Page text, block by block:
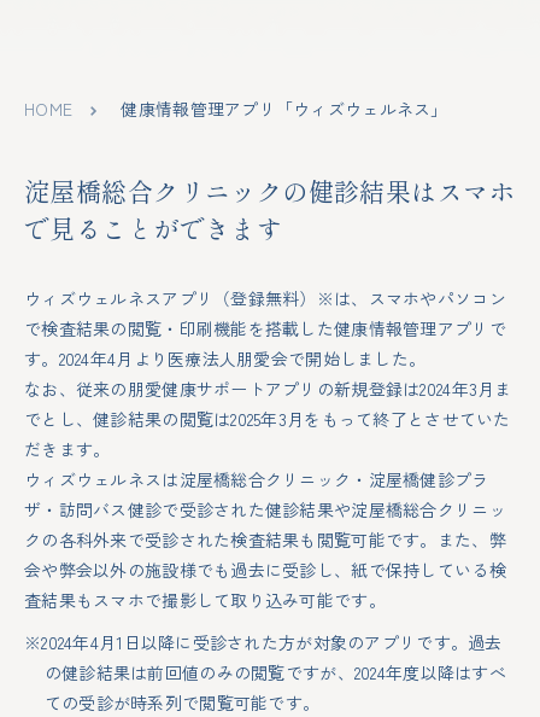
HOME 健康情報管理アプリ「ウィズウェルネス」
淀屋橋総合クリニックの健診結果はスマホ
で見ることができます
ウィズウェルネスアプリ（登録無料）※は、スマホやパソコン
で検査結果の閲覧・印刷機能を搭載した健康情報管理アプリで
す。2024年4月より医療法人朋愛会で開始しました。
なお、従来の朋愛健康サポートアプリの新規登録は2024年3月ま
でとし、健診結果の閲覧は2025年3月をもって終了とさせていた
だきます。
ウィズウェルネスは淀屋橋総合クリニック・淀屋橋健診プラ
ザ・訪問バス健診で受診された健診結果や淀屋橋総合クリニッ
クの各科外来で受診された検査結果も閲覧可能です。また、弊
会や弊会以外の施設様でも過去に受診し、紙で保持している検
査結果もスマホで撮影して取り込み可能です。
2024年4月1日以降に受診された方が対象のアプリです。過去
の健診結果は前回値のみの閲覧ですが、2024年度以降はすべ
ての受診が時系列で閲覧可能です。